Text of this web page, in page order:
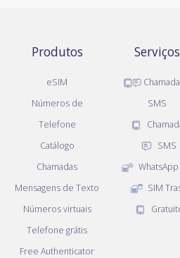
Produtos
eSIM
Números de
Telefone
Catálogo
Chamadas
Mensagens de Texto
Números virtuais
Telefone grátis
Free Authenticator
Serviços
SMS
SMS
SIM